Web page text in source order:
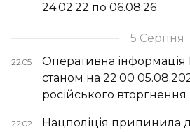
24.02.22 по 06.08.26
5 Серпня
22:05
Оперативна інформація
станом на 22:00
російського вторгнення
22:02
Нацполіція припинила